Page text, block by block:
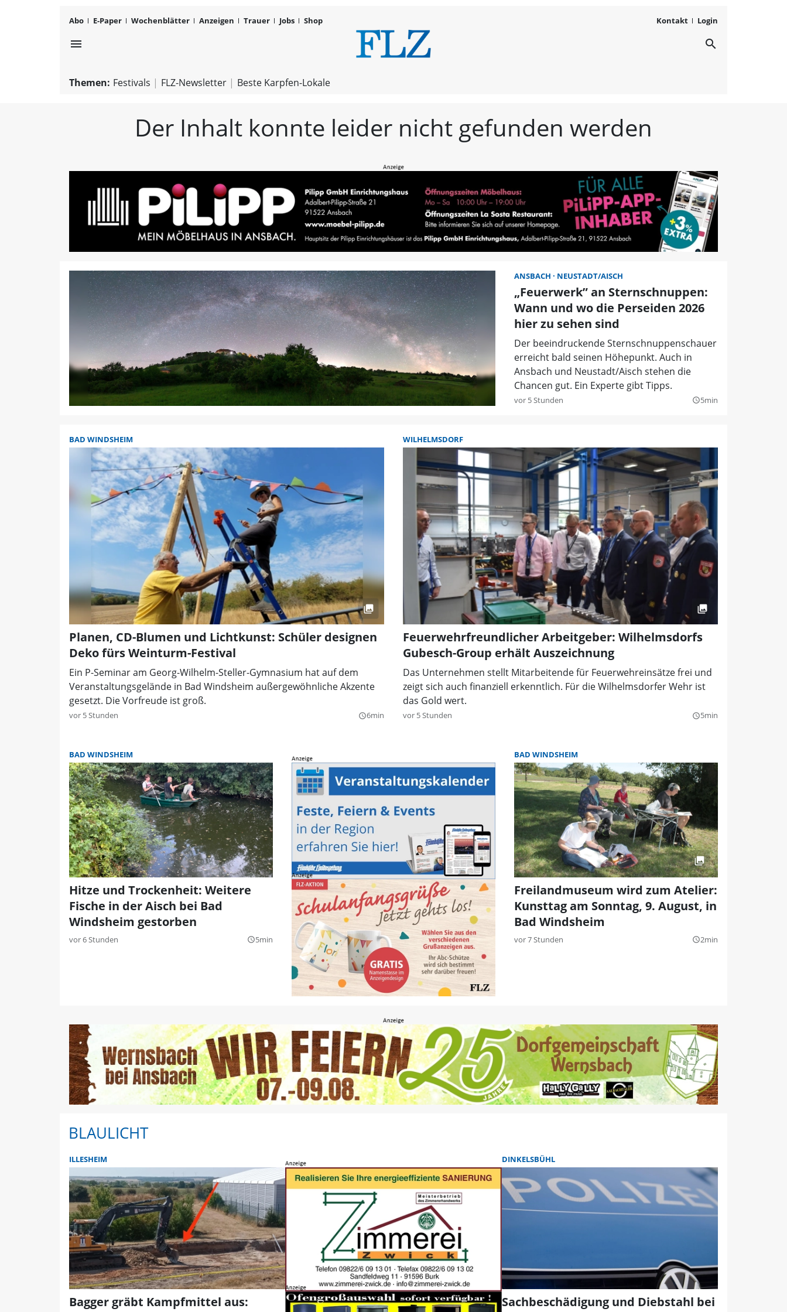
Abo E-Paper Wochenblätter Anzeigen Trauer Jobs Shop Kontakt Login
menu FLZ – Nachrichten aus search
Themen: Festivals FLZ-Newsletter Beste Karpfen-Lokale
Der Inhalt konnte leider nicht gefunden werden
ANSBACH NEUSTADT/AISCH
„Feuerwerk” an Sternschnuppen:
Wann und wo die Perseiden 2026
hier zu sehen sind
Der beeindruckende Sternschnuppenschauer
erreicht bald seinen Höhepunkt. Auch in
Ansbach und Neustadt/Aisch stehen die
Chancen gut. Ein Experte gibt Tipps.
vor 5 Stunden query_builder5min
BAD WINDSHEIM
Planen, CD-Blumen und Lichtkunst: Schüler designen
Deko fürs Weinturm-Festival
Ein P-Seminar am Georg-Wilhelm-Steller-Gymnasium hat auf dem
Veranstaltungsgelände in Bad Windsheim außergewöhnliche Akzente
gesetzt. Die Vorfreude ist groß.
vor 5 Stunden query_builder6min
WILHELMSDORF
Feuerwehrfreundlicher Arbeitgeber: Wilhelmsdorfs
Gubesch-Group erhält Auszeichnung
Das Unternehmen stellt Mitarbeitende für Feuerwehreinsätze frei und
zeigt sich auch finanziell erkenntlich. Für die Wilhelmsdorfer Wehr ist
das Gold wert.
vor 5 Stunden query_builder5min
BAD WINDSHEIM
Hitze und Trockenheit: Weitere
Fische in der Aisch bei Bad
Windsheim gestorben
vor 6 Stunden query_builder5min
BAD WINDSHEIM
Freilandmuseum wird zum Atelier:
Kunsttag am Sonntag, 9. August, in
Bad Windsheim
vor 7 Stunden query_builder2min
BLAULICHT
ILLESHEIM
Bagger gräbt Kampfmittel aus:
DINKELSBÜHL
Sachbeschädigung und Diebstahl bei